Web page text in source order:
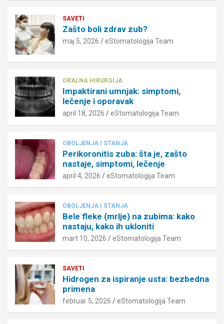
SAVETI
Zašto boli zdrav zub?
maj 5, 2026 eStomatologija Team
ORALNA HIRURGIJA
Impaktirani umnjak: simptomi,
lečenje i oporavak
april 18, 2026 eStomatologija Team
OBOLJENJA I STANJA
Perikoronitis zuba: šta je, zašto
nastaje, simptomi, lečenje
april 4, 2026 eStomatologija Team
OBOLJENJA I STANJA
Bele fleke (mrlje) na zubima: kako
nastaju, kako ih ukloniti
mart 10, 2026 eStomatologija Team
SAVETI
Hidrogen za ispiranje usta: bezbedna
primena
februar 5, 2026 eStomatologija Team